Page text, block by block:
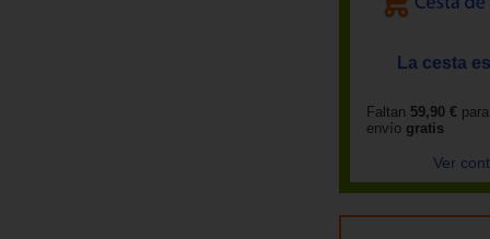
La cesta
Faltan 59,90 €
envío gratis
Ver